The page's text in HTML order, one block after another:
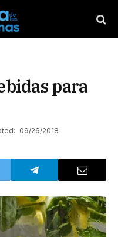
para
09/26/2018